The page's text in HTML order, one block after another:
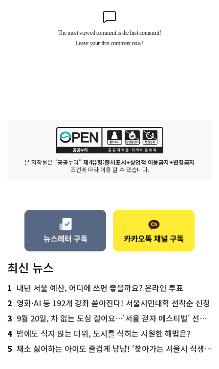
본 저작물은 "공공누리" 제4유형:출처표시+상업적 이용금지+변경금지
조건에 따라 이용 할 수 있습니다.
최신 뉴스
1 내년 서울 예산, 어디에 쓰면 좋을까요? 온라인 투표
2 영화·AI 등 192개 강좌 쏟아진다! 서울시민대학 선착순 신청
3 9월 20일, 차 없는 도심 걸어요…'서울 걷자 페스티벌' 선착순 5천명
4 밤에도 식지 않는 더위, 도시를 식히는 시원한 해법은?
5 채소 싫어하는 아이도 즐겁게 냠냠! '찾아가는 서울시 식생활 교육' 현장